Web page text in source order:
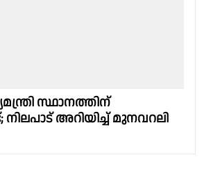
സ്ഥാനത്തിന്
അറിയിച്ച് മുനവറലി